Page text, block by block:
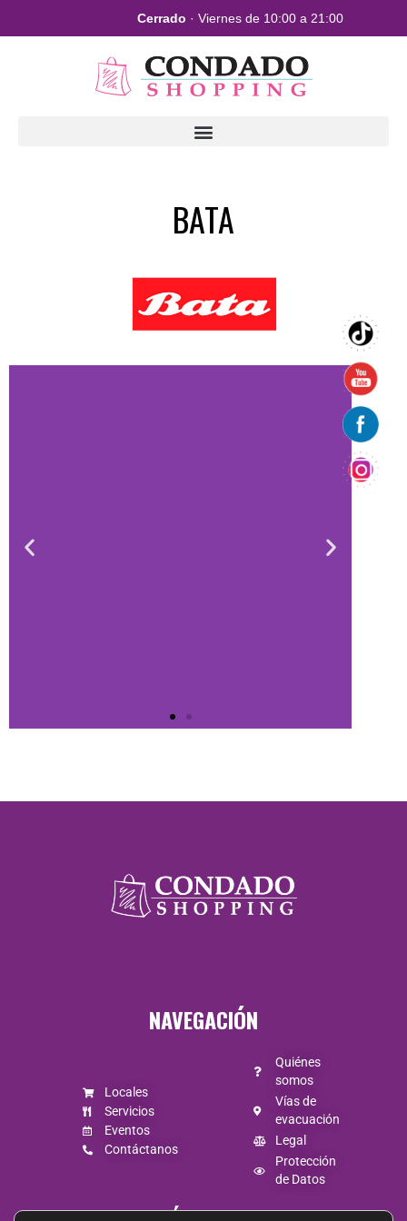
Cerrado · Viernes de 10:00 a 21:00
BATA
Lunes a
Jueves de
Sábado de
10:00 a 21:00
Domingo de
10:00 a 20:00
NAVEGACIÓN
Locales
Servicios
Eventos
Contáctanos
Quiénes
somos
Vías de
evacuación
Legal
Protección
de Datos